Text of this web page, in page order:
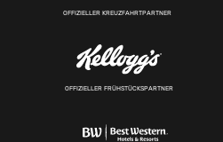
OFFIZIELLER KREUZFAHRTPARTNER
OFFIZIELLER FRÜHSTÜCKSPARTNER